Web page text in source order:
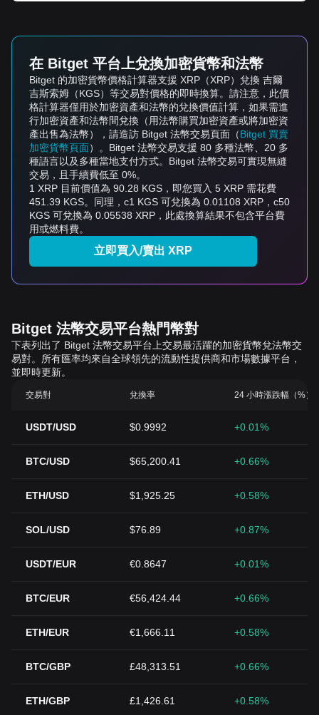
在 Bitget 平台上兌換加密貨幣和法幣
Bitget 的加密貨幣價格計算器支援 XRP（XRP）兌換 吉爾
吉斯索姆（KGS）等交易對價格的即時換算。請注意，此價
格計算器僅用於加密資產和法幣的兌換價值計算，如果需進
行加密資產和法幣間兌換（用法幣購買加密資產或將加密資
產出售為法幣），請造訪 Bitget 法幣交易頁面（Bitget 買賣
加密貨幣頁面）。Bitget 法幣交易支援 80 多種法幣、20 多
種語言以及多種當地支付方式。Bitget 法幣交易可實現無縫
交易，且手續費低至 0%。
1 XRP 目前價值為 90.28 KGS，即您買入 5 XRP 需花費
451.39 KGS。同理，с1 KGS 可兌換為 0.01108 XRP，с50
KGS 可兌換為 0.05538 XRP，此處換算結果不包含平台費
用或燃料費。
立即買入/賣出 XRP
Bitget 法幣交易平台熱門幣對
下表列出了 Bitget 法幣交易平台上交易最活躍的加密貨幣兌法幣交
易對。所有匯率均來自全球領先的流動性提供商和市場數據平台，
並即時更新。
交易對 兌換率 24 小時漲跌幅（%）
USDT/USD $0.9992 +0.01%
BTC/USD $65,200.41 +0.66%
ETH/USD $1,925.25 +0.58%
SOL/USD $76.89 +0.87%
USDT/EUR €0.8647 +0.01%
BTC/EUR €56,424.44 +0.66%
ETH/EUR €1,666.11 +0.58%
BTC/GBP £48,313.51 +0.66%
ETH/GBP £1,426.61 +0.58%